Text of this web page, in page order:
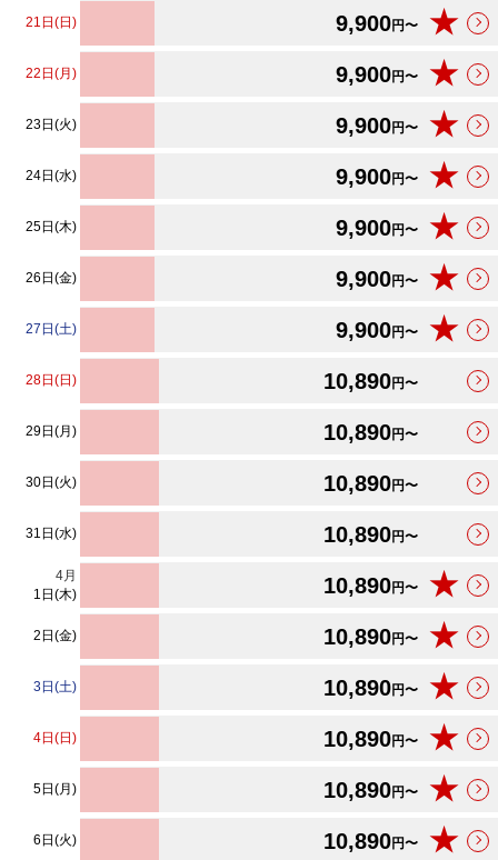
21日(日) 9,900円〜 ★
22日(月) 9,900円〜 ★
23日(火) 9,900円〜 ★
24日(水) 9,900円〜 ★
25日(木) 9,900円〜 ★
26日(金) 9,900円〜 ★
27日(土) 9,900円〜 ★
28日(日) 10,890円〜
29日(月) 10,890円〜
30日(火) 10,890円〜
31日(水) 10,890円〜
4月
1日(木)
10,890円〜 ★
2日(金) 10,890円〜 ★
3日(土) 10,890円〜 ★
4日(日) 10,890円〜 ★
5日(月) 10,890円〜 ★
6日(火) 10,890円〜 ★